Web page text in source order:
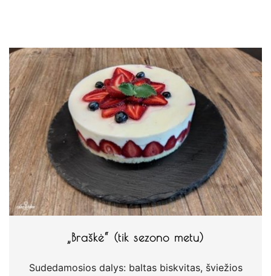
„Braškė“ (tik sezono metu)
Sudedamosios dalys: baltas biskvitas, šviežios